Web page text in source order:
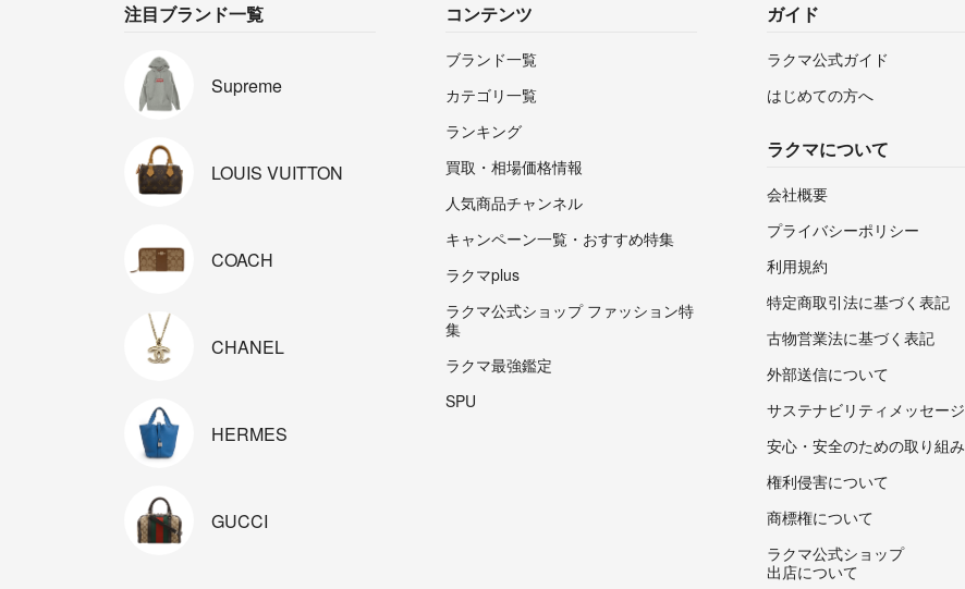
注目ブランド一覧
Supreme
LOUIS VUITTON
COACH
CHANEL
HERMES
GUCCI
コンテンツ
ブランド一覧
カテゴリ一覧
ランキング
買取・相場価格情報
人気商品チャンネル
キャンペーン一覧・おすすめ特集
ラクマplus
ラクマ公式ショップ ファッション特
集
ラクマ最強鑑定
SPU
ガイド
ラクマ公式ガイド
はじめての方へ
ラクマについて
会社概要
プライバシーポリシー
利用規約
特定商取引法に基づく表記
古物営業法に基づく表記
外部送信について
サステナビリティメッセージ
安心・安全のための取り組み
権利侵害について
商標権について
ラクマ公式ショップ
出店について